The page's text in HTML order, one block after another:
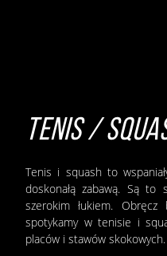
TENIS /
Tenis i squash to
doskonałą zabawą. Są
szerokim łukiem.
spotykamy w tenisie i
placów i stawów skokowych.